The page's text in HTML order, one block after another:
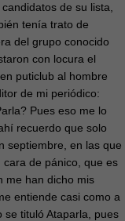
de su lista,
tenía trato de
del grupo conocido
con locura el
puticlub al hombre
de mi periódico:
Pues eso me lo
recuerdo que solo
septiembre, en las que
cara de pánico, que es
me han dicho mis
entiende casi como a
tituló Ataparla, pues